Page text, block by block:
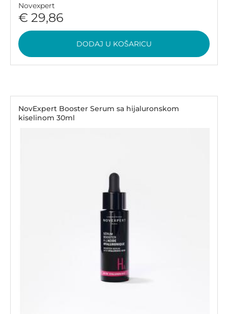
Novexpert
€ 29,86
DODAJ U KOŠARICU
NovExpert Booster Serum sa hijaluronskom
kiselinom 30ml